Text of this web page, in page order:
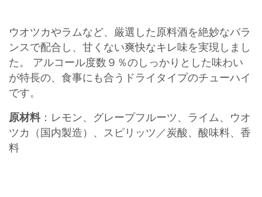
ウオツカやラムなど、厳選した原料酒を絶妙なバラ
ンスで配合し、甘くない爽快なキレ味を実現しまし
た。 アルコール度数９％のしっかりとした味わい
が特長の、食事にも合うドライタイプのチューハイ
です。
原材料：レモン、グレープフルーツ、ライム、ウオ
ツカ（国内製造）、スピリッツ／炭酸、酸味料、香
料